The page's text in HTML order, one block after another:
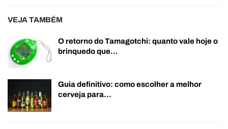
VEJA TAMBÉM
O retorno do Tamagotchi: quanto vale hoje o
brinquedo que…
Guia definitivo: como escolher a melhor
cerveja para…